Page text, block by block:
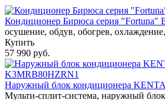
Кондиционер Бирюса серия "Fortuna"
осушение, обдув, обогрев,
Купить
57 990 руб.
Наружный блок кондиционера
Мульти-сплит-система, наружный